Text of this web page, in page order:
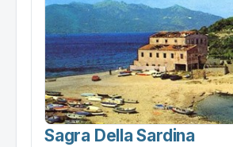
Sagra Della Sardina